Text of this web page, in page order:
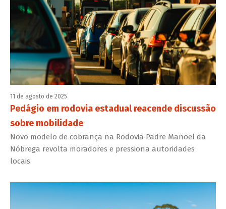
11 de agosto de 2025
Pedágio em rodovia estadual reacende discussão
sobre mobilidade
Novo modelo de cobrança na Rodovia Padre Manoel da
Nóbrega revolta moradores e pressiona autoridades
locais